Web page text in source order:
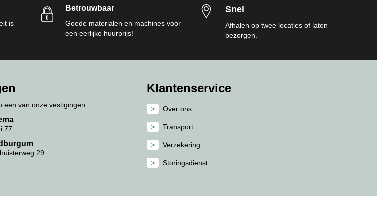
is
Betrouwbaar
Goede materialen en machines voor
een eerlijke huurprijs!
Snel
Afhalen op twee locaties of laten
bezorgen.
één van onze vestigingen.
77
29
Klantenservice
Over ons
Transport
Verzekering
Storingsdienst